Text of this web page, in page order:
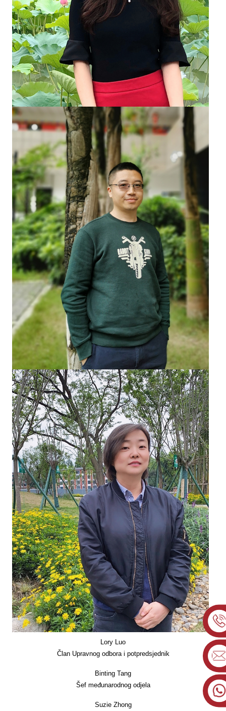
Lory Luo
Član Upravnog odbora i potpredsjednik
Binting Tang
Šef međunarodnog odjela
Suzie Zhong